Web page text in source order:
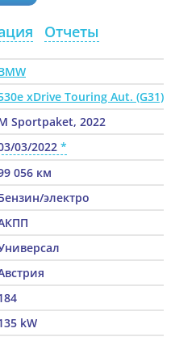
Отчеты
xDrive Touring Aut. (G31)
Sportpaket, 2022
03/2022
056 км
электро
kW